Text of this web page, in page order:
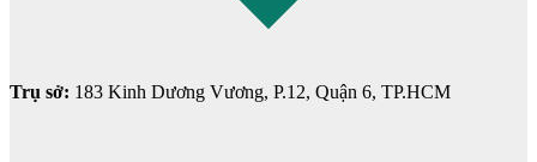
Trụ sở: 183 Kinh Dương Vương, P.12, Quận 6, TP.HCM